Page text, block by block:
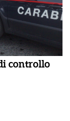
controllo